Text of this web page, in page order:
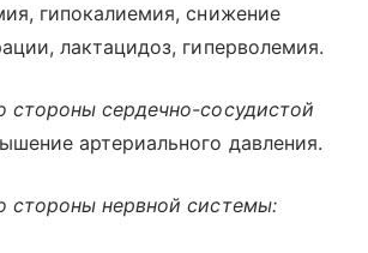
гипокалиемия, снижение
лактацидоз, гиперволемия.
стороны сердечно-сосудистой
артериального давления.
стороны нервной системы: